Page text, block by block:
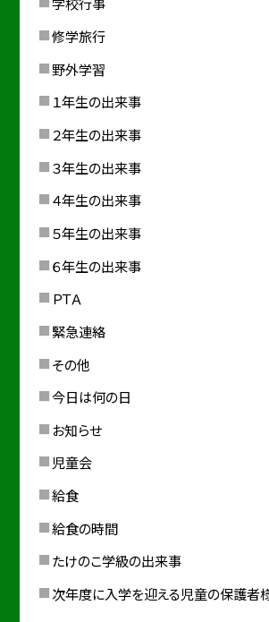
修学旅行
野外学習
１年生の出来事
２年生の出来事
３年生の出来事
４年生の出来事
５年生の出来事
６年生の出来事
ＰＴＡ
緊急連絡
その他
今日は何の日
お知らせ
児童会
給食
給食の時間
たけのこ学級の出来事
次年度に入学を迎える児童の保護者